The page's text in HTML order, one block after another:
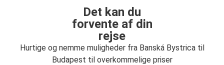
Det kan du
forvente af din
rejse
Hurtige og nemme muligheder fra Banská Bystrica til
Budapest til overkommelige priser